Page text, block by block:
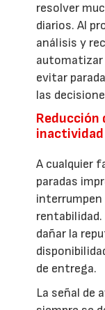
resolver
diarios. Al
análisis y
evitar
las
Reducción
inactividad
A cualquier
paradas
interrumpen
rentabilidad.
dañar la
de entrega.
La señal de